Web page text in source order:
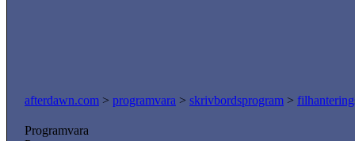
afterdawn.com > programvara > skrivbordsprogram >
Programvara